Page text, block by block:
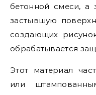
бетонной смеси, а
застывшую
создающих
обрабатывается
Этот материал
или